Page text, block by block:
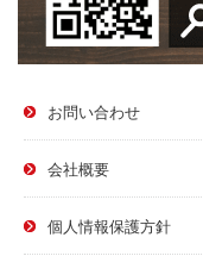
お問い合わせ
会社概要
個人情報保護方針